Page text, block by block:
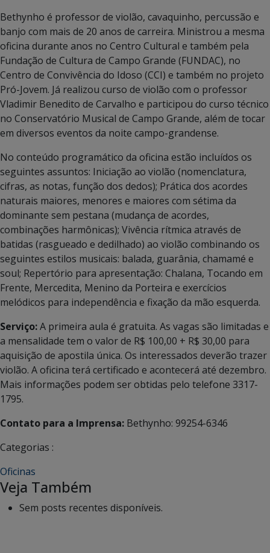
Bethynho é professor de violão, cavaquinho, percussão e
banjo com mais de 20 anos de carreira. Ministrou a mesma
oficina durante anos no Centro Cultural e também pela
Fundação de Cultura de Campo Grande (FUNDAC), no
Centro de Convivência do Idoso (CCI) e também no projeto
Pró-Jovem. Já realizou curso de violão com o professor
Vladimir Benedito de Carvalho e participou do curso técnico
no Conservatório Musical de Campo Grande, além de tocar
em diversos eventos da noite campo-grandense.
No conteúdo programático da oficina estão incluídos os
seguintes assuntos: Iniciação ao violão (nomenclatura,
cifras, as notas, função dos dedos); Prática dos acordes
naturais maiores, menores e maiores com sétima da
dominante sem pestana (mudança de acordes,
combinações harmônicas); Vivência rítmica através de
batidas (rasgueado e dedilhado) ao violão combinando os
seguintes estilos musicais: balada, guarânia, chamamé e
soul; Repertório para apresentação: Chalana, Tocando em
Frente, Mercedita, Menino da Porteira e exercícios
melódicos para independência e fixação da mão esquerda.
Serviço:A primeira aula é gratuita. As vagas são limitadas e
a mensalidade tem o valor de R$ 100,00 + R$ 30,00 para
aquisição de apostila única. Os interessados deverão trazer
violão. A oficina terá certificado e acontecerá até dezembro.
Mais informações podem ser obtidas pelo telefone 3317-
1795.
Contato para a Imprensa: Bethynho: 99254-6346
Categorias :
Oficinas
Veja Também
Sem posts recentes disponíveis.